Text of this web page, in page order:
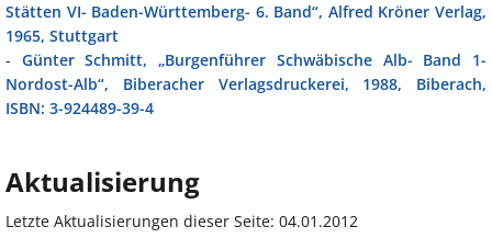
Stätten VI- Baden-Württemberg- 6. Band“, Alfred Kröner Verlag,
1965, Stuttgart
- Günter Schmitt, „Burgenführer Schwäbische Alb- Band 1-
Nordost-Alb“, Biberacher Verlagsdruckerei, 1988, Biberach,
ISBN: 3-924489-39-4
Aktualisierung
Letzte Aktualisierungen dieser Seite: 04.01.2012